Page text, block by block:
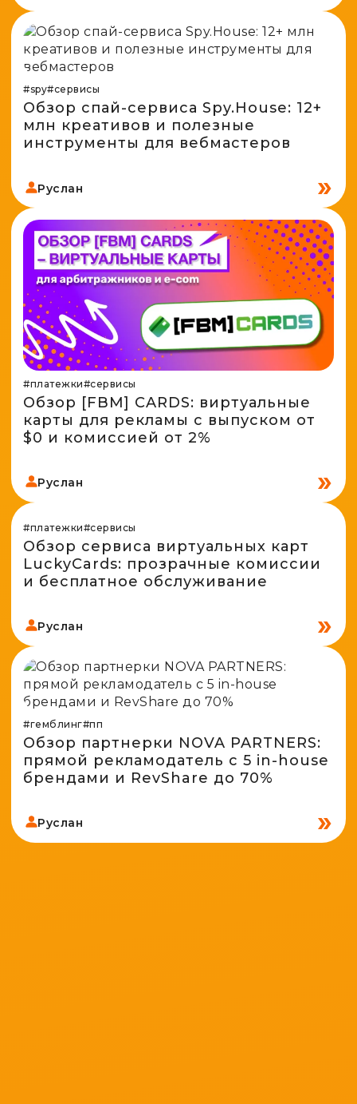
#spy#сервисы
Обзор спай-сервиса Spy.House: 12+
млн креативов и полезные
инструменты для вебмастеров
Руслан
#платежки#сервисы
Обзор [FBM] CARDS: виртуальные
карты для рекламы с выпуском от
$0 и комиссией от 2%
Руслан
#платежки#сервисы
Обзор сервиса виртуальных карт
LuckyCards: прозрачные комиссии
и бесплатное обслуживание
Руслан
#гемблинг#пп
Обзор партнерки NOVA PARTNERS:
прямой рекламодатель с 5 in-house
брендами и RevShare до 70%
Руслан